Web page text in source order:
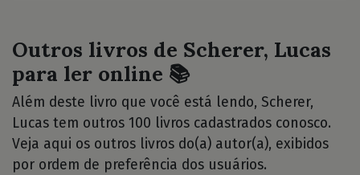
Outros livros de Scherer, Lucas
para ler online 📚
Além deste livro que você está lendo, Scherer,
Lucas tem outros 100 livros cadastrados conosco.
Veja aqui os outros livros do(a) autor(a), exibidos
por ordem de preferência dos usuários.